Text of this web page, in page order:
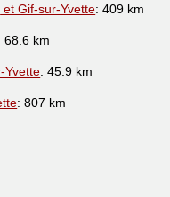
et Gif-sur-Yvette: 409 km
68.6 km
Yvette: 45.9 km
: 807 km